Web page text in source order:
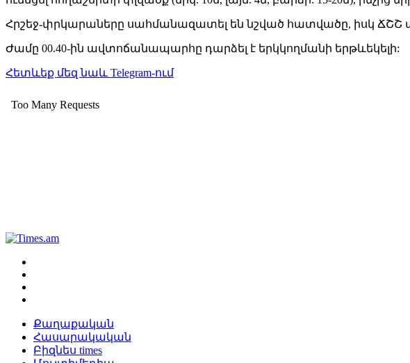
Հրշեջ-փրկարաները սահմանազատել են նշված հատվածը, իսկ
Ժամը 00.40-ին ավտոճանապարհը դարձել է երկկողմանի երթևեկելի:
Հետևեք մեզ նաև Telegram-ում
Քաղաքական
Հասարակական
Բիզնես times